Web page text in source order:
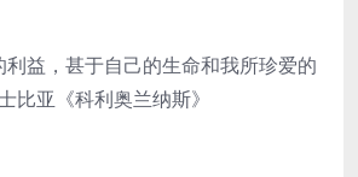
益，甚于自己的生命和我所珍爱的
亚《科利奥兰纳斯》